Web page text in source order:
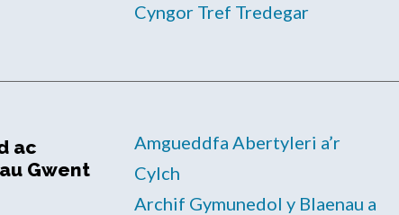
Cyngor Tref Tredegar
ac
Gwent
Amgueddfa Abertyleri a’r
Cylch
Archif Gymunedol y Blaenau a